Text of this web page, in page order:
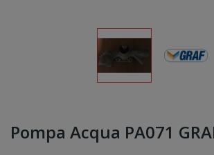
Pompa Acqua PA071